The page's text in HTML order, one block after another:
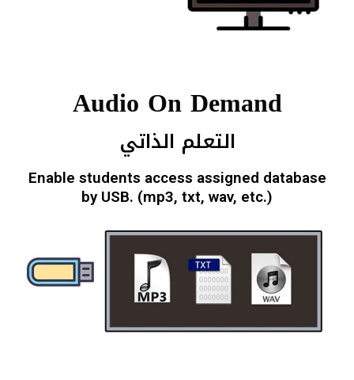
Audio On Demand
التعلم الذاتي
Enable students access assigned database
by USB. (mp3, txt, wav, etc.)